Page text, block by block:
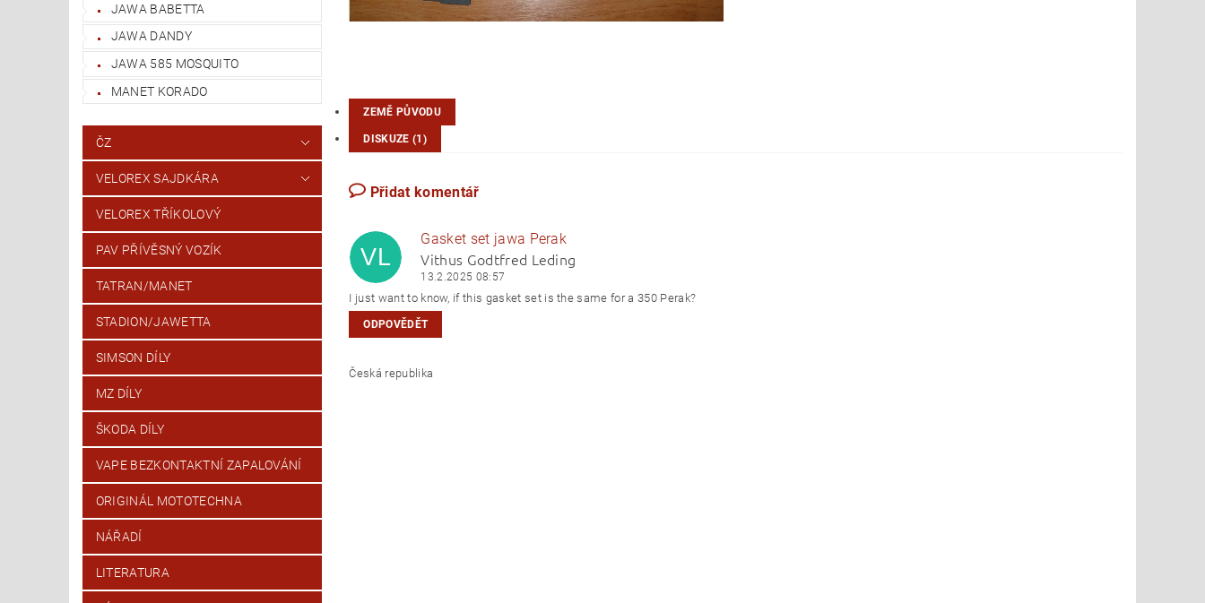
JAWA BABETTA
JAWA DANDY
JAWA 585 MOSQUITO
MANET KORADO
ČZ
VELOREX SAJDKÁRA
VELOREX TŘÍKOLOVÝ
PAV PŘÍVĚSNÝ VOZÍK
TATRAN/MANET
STADION/JAWETTA
SIMSON DÍLY
MZ DÍLY
ŠKODA DÍLY
VAPE BEZKONTAKTNÍ ZAPALOVÁNÍ
ORIGINÁL MOTOTECHNA
NÁŘADÍ
LITERATURA
ZEMĚ PŮVODU
DISKUZE (1)
Přidat komentář
VL
Gasket set jawa Perak
Vithus Godtfred Leding
13.2.2025 08:57
I just want to know, if this gasket set is the same for a 350 Perak?
ODPOVĚDĚT
Česká republika